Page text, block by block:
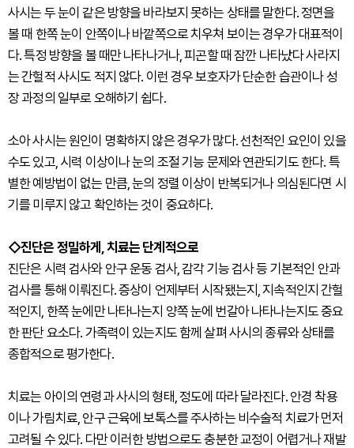
사시는 두 눈이 같은 방향을 바라보지 못하는 상태를 말한다. 정면을
볼 때 한쪽 눈이 안쪽이나 바깥쪽으로 치우쳐 보이는 경우가 대표적이
다. 특정 방향을 볼 때만 나타나거나, 피곤할 때 잠깐 나타났다 사라지
는 간헐적 사시도 적지 않다. 이런 경우 보호자가 단순한 습관이나 성
장 과정의 일부로 오해하기 쉽다.
소아 사시는 원인이 명확하지 않은 경우가 많다. 선천적인 요인이 있을
수도 있고, 시력 이상이나 눈의 조절 기능 문제와 연관되기도 한다. 특
별한 예방법이 없는 만큼, 눈의 정렬 이상이 반복되거나 의심된다면 시
기를 미루지 않고 확인하는 것이 중요하다.
◇진단은 정밀하게, 치료는 단계적으로
진단은 시력 검사와 안구 운동 검사, 감각 기능 검사 등 기본적인 안과
검사를 통해 이뤄진다. 증상이 언제부터 시작됐는지, 지속적인지 간헐
적인지, 한쪽 눈에만 나타나는지 양쪽 눈에 번갈아 나타나는지도 중요
한 판단 요소다. 가족력이 있는지도 함께 살펴 사시의 종류와 상태를
종합적으로 평가한다.
치료는 아이의 연령과 사시의 형태, 정도에 따라 달라진다. 안경 착용
이나 가림치료, 안구 근육에 보톡스를 주사하는 비수술적 치료가 먼저
고려될 수 있다. 다만 이러한 방법으로도 충분한 교정이 어렵거나 재발